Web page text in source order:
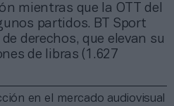
mientras que la OTT del
partidos. BT Sport
derechos, que elevan su
de libras (1.627
en el mercado audiovisual